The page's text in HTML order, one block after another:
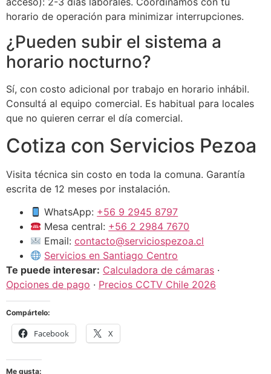
horario de operación para minimizar interrupciones.
¿Pueden subir el sistema a
horario nocturno?
Sí, con costo adicional por trabajo en horario inhábil.
Consultá al equipo comercial. Es habitual para locales
que no quieren cerrar el día comercial.
Cotiza con Servicios Pezoa
Visita técnica sin costo en toda la comuna. Garantía
escrita de 12 meses por instalación.
WhatsApp: +56 9 2945 8797
Mesa central: +56 2 2984 7670
Email:contacto@serviciospezoa.cl
Servicios en Santiago Centro
Te puede interesar: Calculadora de cámaras ·
Opciones de pago · Precios CCTV Chile 2026
Compártelo:
Facebook X
Me gusta: